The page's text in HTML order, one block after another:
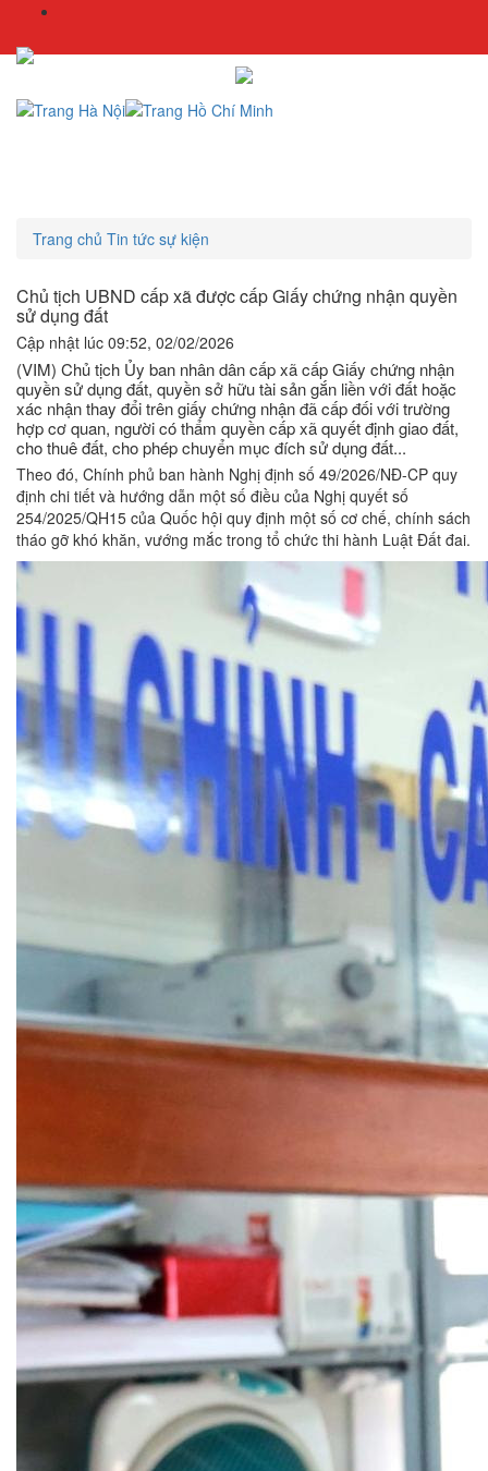
Trang chủ Tin tức sự kiện
Chủ tịch UBND cấp xã được cấp Giấy chứng nhận quyền
sử dụng đất
Cập nhật lúc 09:52, 02/02/2026
(VIM) Chủ tịch Ủy ban nhân dân cấp xã cấp Giấy chứng nhận
quyền sử dụng đất, quyền sở hữu tài sản gắn liền với đất hoặc
xác nhận thay đổi trên giấy chứng nhận đã cấp đối với trường
hợp cơ quan, người có thẩm quyền cấp xã quyết định giao đất,
cho thuê đất, cho phép chuyển mục đích sử dụng đất...
Theo đó, Chính phủ ban hành Nghị định số 49/2026/NĐ-CP quy
định chi tiết và hướng dẫn một số điều của Nghị quyết số
254/2025/QH15 của Quốc hội quy định một số cơ chế, chính sách
tháo gỡ khó khăn, vướng mắc trong tổ chức thi hành Luật Đất đai.